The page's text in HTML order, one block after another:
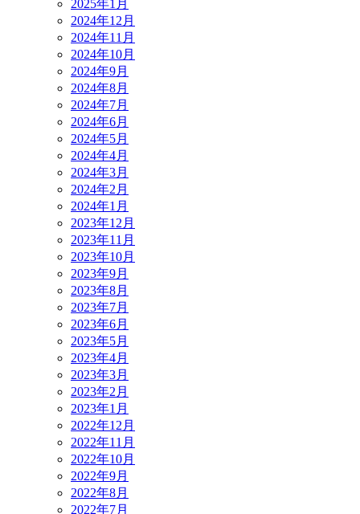
2025年1月
2024年12月
2024年11月
2024年10月
2024年9月
2024年8月
2024年7月
2024年6月
2024年5月
2024年4月
2024年3月
2024年2月
2024年1月
2023年12月
2023年11月
2023年10月
2023年9月
2023年8月
2023年7月
2023年6月
2023年5月
2023年4月
2023年3月
2023年2月
2023年1月
2022年12月
2022年11月
2022年10月
2022年9月
2022年8月
2022年7月